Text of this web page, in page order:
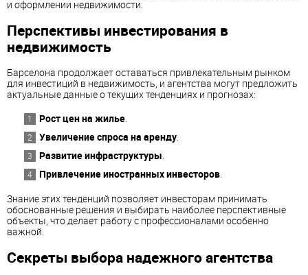
и оформлении недвижимости.
Перспективы инвестирования в
недвижимость
Барселона продолжает оставаться привлекательным рынком
для инвестиций в недвижимость, и агентства могут предложить
актуальные данные о текущих тенденциях и прогнозах:
Рост цен на жилье
Увеличение спроса на аренду
Развитие инфраструктуры
Привлечение иностранных инвесторов
Знание этих тенденций позволяет инвесторам принимать
обоснованные решения и выбирать наиболее перспективные
объекты, что делает работу с профессионалами особенно
важной.
Секреты выбора надежного агентства